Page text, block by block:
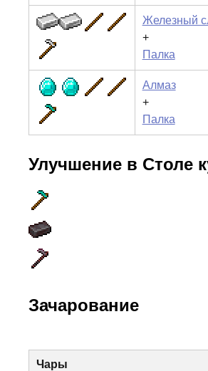
Железный
+
Палка
Алмаз
+
Палка
Улучшение в Столе
Зачарование
Чары